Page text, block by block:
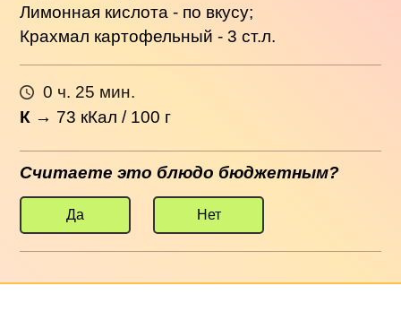
Лимонная кислота - по вкусу;
Крахмал картофельный - 3 ст.л.
0 ч. 25 мин.
К → 73 кКал / 100 г
Считаете это блюдо бюджетным?
Да Нет